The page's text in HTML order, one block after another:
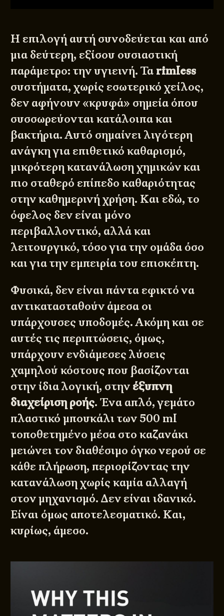
Η επιλογή αυτή συνοδεύεται και από
μια δεύτερη, εξίσου ουσιαστική
παράμετρο: την υγιεινή. Τα rimless
συστήματα, χωρίς εσωτερικό χείλος,
δεν αφήνουν «κρυφά» σημεία όπου
συσσωρεύονται κατάλοιπα και
βακτήρια. Αυτό σημαίνει λιγότερη
ανάγκη για επιθετικό καθαρισμό,
μικρότερη κατανάλωση χημικών και
πιο σταθερό επίπεδο καθαριότητας
στην καθημερινή χρήση. Και εδώ, το
όφελος δεν είναι μόνο
περιβαλλοντικό, αλλά και
λειτουργικό, τόσο για την ομάδα όσο
και για την εμπειρία του επισκέπτη.
Φυσικά, δεν είναι πάντα εφικτό να
αντικατασταθούν άμεσα οι
υπάρχουσες υποδομές. Ακόμη και σε
αυτές τις περιπτώσεις, όμως,
υπάρχουν ενδιάμεσες λύσεις
χαμηλού κόστους που βασίζονται
στην ίδια λογική, στην έξυπνη
διαχείριση ροής. Ένα απλό, γεμάτο
πλαστικό μπουκάλι των 500 ml
τοποθετημένο μέσα στο καζανάκι
μειώνει τον διαθέσιμο όγκο νερού σε
κάθε πλήρωση, περιορίζοντας την
κατανάλωση χωρίς καμία αλλαγή
στον μηχανισμό. Δεν είναι ιδανικό.
Είναι όμως αποτελεσματικό. Και,
κυρίως, άμεσο.